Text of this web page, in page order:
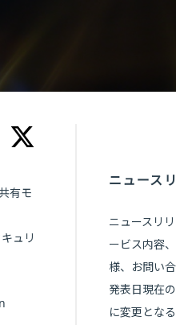
有モ
ュリ
ニュース
ニュースリ
ービス内容
様、お問い
発表日現在
に変更とな